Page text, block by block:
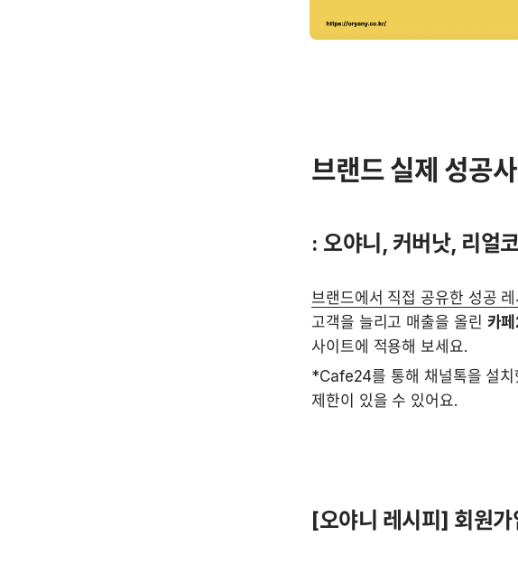
브랜드 실제 성공
: 오야니, 커버낫, 리얼
브랜드에서 직접 공유한 성공
고객을 늘리고 매출을 올린 카
사이트에 적용해 보세요.
*Cafe24를 통해 채널톡을 설치
제한이 있을 수 있어요.
[오야니 레시피] 회원